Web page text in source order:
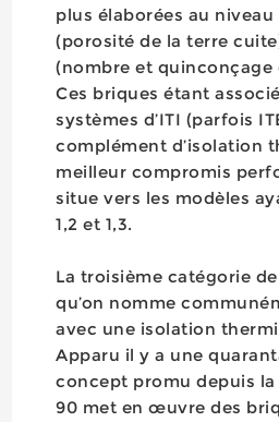
plus élaborées au
(porosité de la terre
(nombre et quinconçage
Ces briques étant
systèmes d’ITI (parfois
complément d’isolation
meilleur compromis
situe vers les modèles
1,2 et 1,3.
La troisième catégorie
qu’on nomme
avec une isolation
Apparu il y a une
concept promu depuis la
90 met en œuvre des